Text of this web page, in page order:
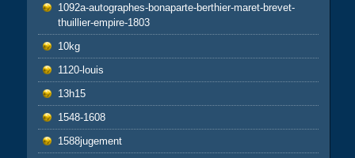
1092a-autographes-bonaparte-berthier-maret-brevet-
thuillier-empire-1803
10kg
1120-louis
13h15
1548-1608
1588jugement